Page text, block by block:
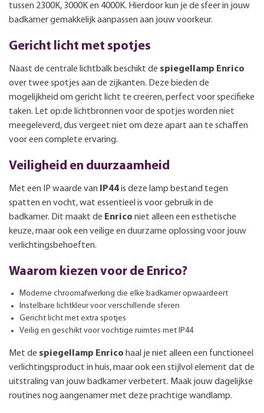
tussen 2300K, 3000K en 4000K. Hierdoor kun je de sfeer in jouw
badkamer gemakkelijk aanpassen aan jouw voorkeur.
Gericht licht met spotjes
Naast de centrale lichtbalk beschikt de spiegellamp Enrico
over twee spotjes aan de zijkanten. Deze bieden de
mogelijkheid om gericht licht te creëren, perfect voor specifieke
taken. Let op:de lichtbronnen voor de spotjes worden niet
meegeleverd, dus vergeet niet om deze apart aan te schaffen
voor een complete ervaring.
Veiligheid en duurzaamheid
Met een IP waarde van IP44is deze lamp bestand tegen
spatten en vocht, wat essentieel is voor gebruik in de
badkamer. Dit maakt de Enrico niet alleen een esthetische
keuze, maar ook een veilige en duurzame oplossing voor jouw
verlichtingsbehoeften.
Waarom kiezen voor de Enrico?
Moderne chroomafwerking die elke badkamer opwaardeert
Instelbare lichtkleur voor verschillende sferen
Gericht licht met extra spotjes
Veilig en geschikt voor vochtige ruimtes met IP44
Met de spiegellamp Enrico haal je niet alleen een functioneel
verlichtingsproduct in huis, maar ook een stijlvol element dat de
uitstraling van jouw badkamer verbetert. Maak jouw dagelijkse
routines nog aangenamer met deze prachtige wandlamp.